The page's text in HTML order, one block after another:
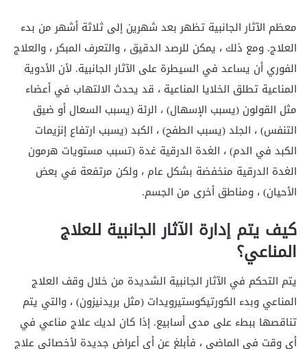
معظم الآثار الجانبية تظهر بعد شهرين إلى ثلاثة أشهر من بدء
العلاج. ومع ذلك ، يمكن للرصد الدقيق ، والتعرف المبكر ، والعلاج
الفوري أن يساعد في السيطرة على الآثار الجانبية. لأن الأدوية
المناعية تطلق الخلايا المناعية ، قد يحدث الالتهاب في أعضاء
مثل القولون (يسبب الإسهال) ، الرئة (يسبب السعال أو ضيق
التنفس) ، الجلد (يسبب الطفح) ، الكبد (يسبب ارتفاع إنزيمات
الكبد في الدم) ، الغدة الدرقية غدة (تسبب مستويات هرمون
الغدة الدرقية منخفضة بشكل عام ، ولكن مرتفعة في بعض
الأحيان) ، ومناطق أخرى من الجسم.
كيف يتم إدارة الآثار الجانبية للعلاج
المناعي؟
يتم التحكم في الآثار الجانبية الشديدة من خلال وقف العلاج
المناعي وبدء الكورتيكوستيرويدات (مثل بريدنيزون) ، والتي يتم
تناقصها ببطء على مدى أسابيع. إذا كان لديك علاج مناعي في
أي وقت في الماضي ، فأبلغ عن أي أعراض جديدة لأخصائي علاج